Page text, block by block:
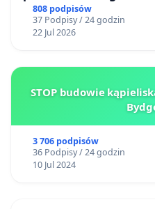
808 podpisów
37 Podpisy / 24 godzin
22 Jul 2026
STOP budowie
3 706 podpisów
36 Podpisy / 24 godzin
10 Jul 2024